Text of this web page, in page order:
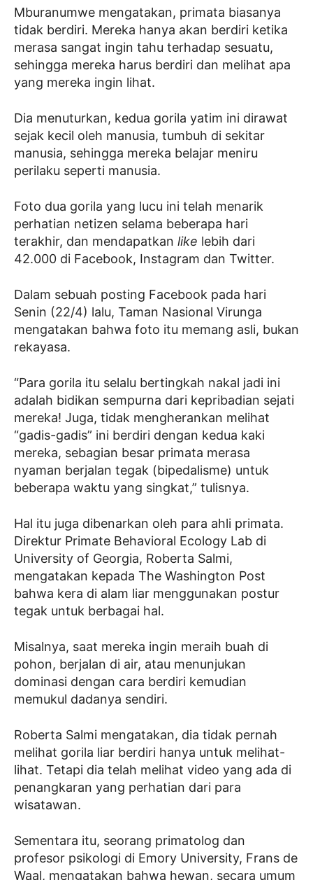
Mburanumwe mengatakan, primata biasanya
tidak berdiri. Mereka hanya akan berdiri ketika
merasa sangat ingin tahu terhadap sesuatu,
sehingga mereka harus berdiri dan melihat apa
yang mereka ingin lihat.
Dia menuturkan, kedua gorila yatim ini dirawat
sejak kecil oleh manusia, tumbuh di sekitar
manusia, sehingga mereka belajar meniru
perilaku seperti manusia.
Foto dua gorila yang lucu ini telah menarik
perhatian netizen selama beberapa hari
terakhir, dan mendapatkan like lebih dari
42.000 di Facebook, Instagram dan Twitter.
Dalam sebuah posting Facebook pada hari
Senin (22/4) lalu, Taman Nasional Virunga
mengatakan bahwa foto itu memang asli, bukan
rekayasa.
“Para gorila itu selalu bertingkah nakal jadi ini
adalah bidikan sempurna dari kepribadian sejati
mereka! Juga, tidak mengherankan melihat
“gadis-gadis” ini berdiri dengan kedua kaki
mereka, sebagian besar primata merasa
nyaman berjalan tegak (bipedalisme) untuk
beberapa waktu yang singkat,” tulisnya.
Hal itu juga dibenarkan oleh para ahli primata.
Direktur Primate Behavioral Ecology Lab di
University of Georgia, Roberta Salmi,
mengatakan kepada The Washington Post
bahwa kera di alam liar menggunakan postur
tegak untuk berbagai hal.
Misalnya, saat mereka ingin meraih buah di
pohon, berjalan di air, atau menunjukan
dominasi dengan cara berdiri kemudian
memukul dadanya sendiri.
Roberta Salmi mengatakan, dia tidak pernah
melihat gorila liar berdiri hanya untuk melihat-
lihat. Tetapi dia telah melihat video yang ada di
penangkaran yang perhatian dari para
wisatawan.
Sementara itu, seorang primatolog dan
profesor psikologi di Emory University, Frans de
Waal, mengatakan bahwa hewan, secara umum